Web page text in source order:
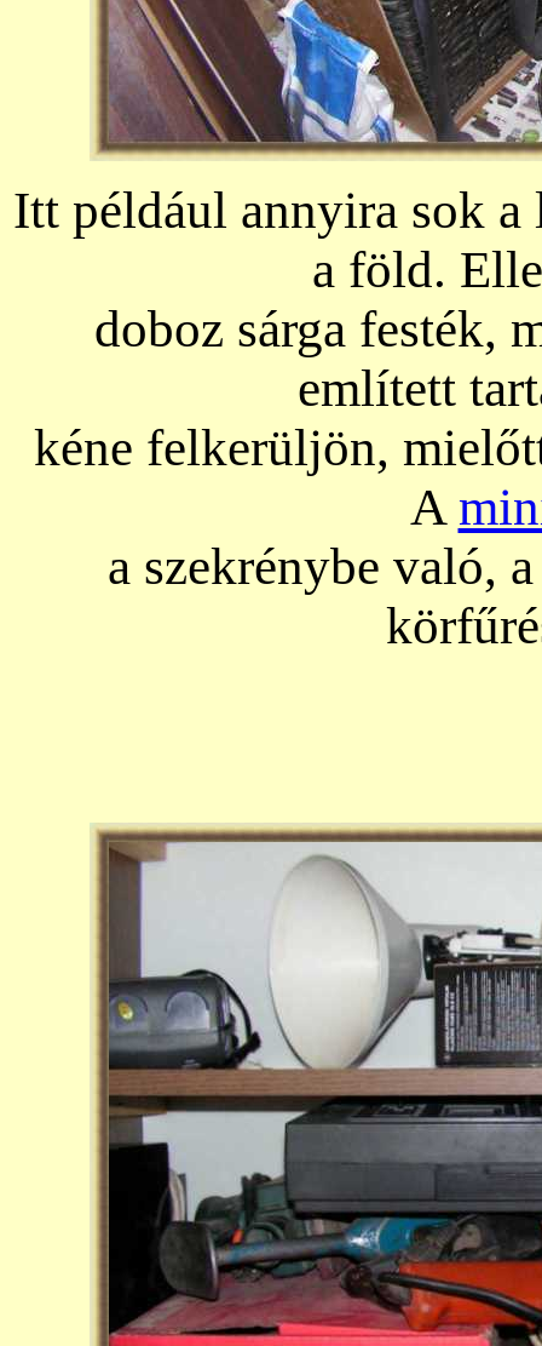
Itt például annyira sok
a föld.
doboz sárga festék,
említett
kéne felkerüljön,
A
a szekrénybe való,